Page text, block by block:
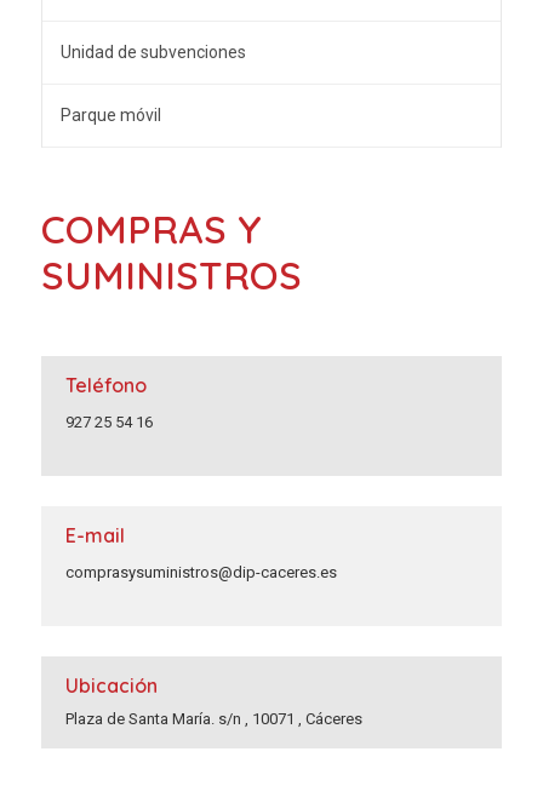
Unidad de subvenciones
Parque móvil
COMPRAS Y
SUMINISTROS
Teléfono
927 25 54 16
E-mail
comprasysuministros@dip-caceres.es
Ubicación
Plaza de Santa María. s/n , 10071 , Cáceres